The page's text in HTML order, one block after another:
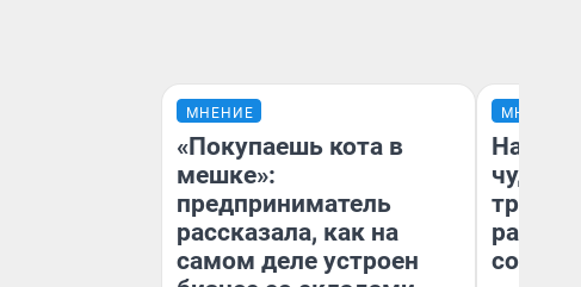
МНЕНИЕ
«Покупаешь кота в
мешке»:
предприниматель
рассказала, как на
самом деле устроен
МНЕНИЕ
чудом